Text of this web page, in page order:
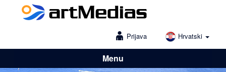
Prijava Hrvatski
Menu